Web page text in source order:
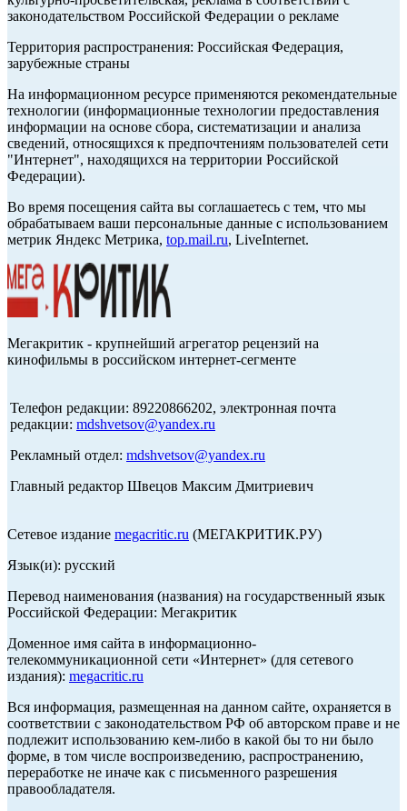
законодательством Российской Федерации о рекламе
Территория распространения: Российская Федерация,
зарубежные страны
На информационном ресурсе применяются рекомендательные
технологии (информационные технологии предоставления
информации на основе сбора, систематизации и анализа
сведений, относящихся к предпочтениям пользователей сети
"Интернет", находящихся на территории Российской
Федерации).
Во время посещения сайта вы соглашаетесь с тем, что мы
обрабатываем ваши персональные данные с использованием
метрик Яндекс Метрика, top.mail.ru, LiveInternet.
Мегакритик - крупнейший агрегатор рецензий на
кинофильмы в российском интернет-сегменте
Телефон редакции: 89220866202, электронная почта
редакции: mdshvetsov@yandex.ru
Рекламный отдел: mdshvetsov@yandex.ru
Главный редактор Швецов Максим Дмитриевич
Сетевое издание megacritic.ru (МЕГАКРИТИК.РУ)
Язык(и): русский
Перевод наименования (названия) на государственный язык
Российской Федерации: Мегакритик
Доменное имя сайта в информационно-
телекоммуникационной сети «Интернет» (для сетевого
издания): megacritic.ru
Вся информация, размещенная на данном сайте, охраняется в
соответствии с законодательством РФ об авторском праве и не
подлежит использованию кем-либо в какой бы то ни было
форме, в том числе воспроизведению, распространению,
переработке не иначе как с письменного разрешения
правообладателя.